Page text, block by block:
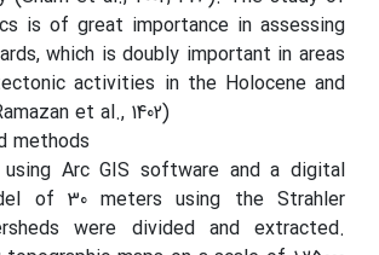
is of great importance in assessing
which is doubly important in areas
activities in the Holocene and
et al., 1402)
methods
Arc GIS software and a digital
of 30 meters using the Strahler
were divided and extracted.